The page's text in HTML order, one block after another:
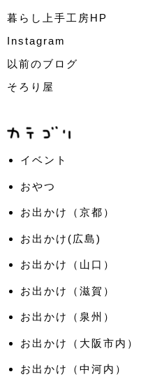
暮らし上手工房HP
Instagram
以前のブログ
そろり屋
イベント
おやつ
お出かけ（京都）
お出かけ(広島)
お出かけ（山口）
お出かけ（滋賀）
お出かけ（泉州）
お出かけ（大阪市内）
お出かけ（中河内）